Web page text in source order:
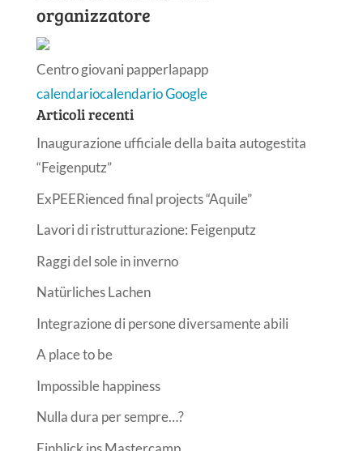
organizzatore
Centro giovani papperlapapp
calendariocalendario Google
Articoli recenti
Inaugurazione ufficiale della baita autogestita
“Feigenputz”
ExPEERienced final projects “Aquile”
Lavori di ristrutturazione: Feigenputz
Raggi del sole in inverno
Natürliches Lachen
Integrazione di persone diversamente abili
A place to be
Impossible happiness
Nulla dura per sempre…?